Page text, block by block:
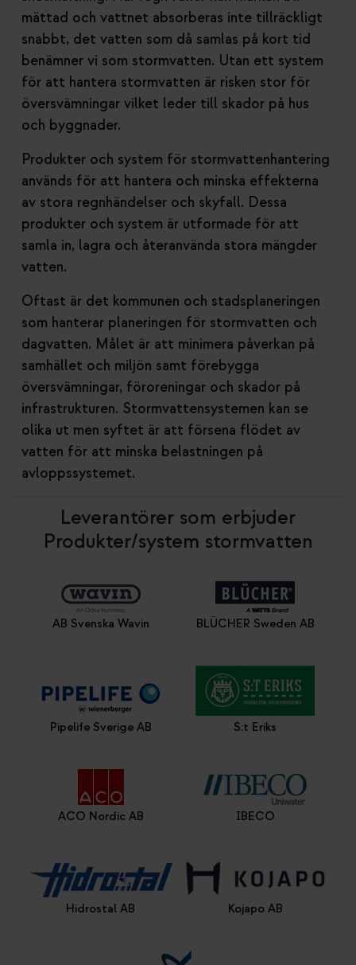
mättad och vattnet absorberas inte tillräckligt
snabbt, det vatten som då samlas på kort tid
benämner vi som stormvatten. Utan ett system
för att hantera stormvatten är risken stor för
översvämningar vilket leder till skador på hus
och byggnader.
Produkter och system för stormvattenhantering
används för att hantera och minska effekterna
av stora regnhändelser och skyfall. Dessa
produkter och system är utformade för att
samla in, lagra och återanvända stora mängder
vatten.
Oftast är det kommunen och stadsplaneringen
som hanterar planeringen för stormvatten och
dagvatten. Målet är att minimera påverkan på
samhället och miljön samt förebygga
översvämningar, föroreningar och skador på
infrastrukturen. Stormvattensystemen kan se
olika ut men syftet är att försena flödet av
vatten för att minska belastningen på
avloppssystemet.
Leverantörer som erbjuder
Produkter/system stormvatten
AB Svenska Wavin BLÜCHER Sweden AB
Pipelife Sverige AB S:t Eriks
ACO Nordic AB IBECO
Hidrostal AB Kojapo AB